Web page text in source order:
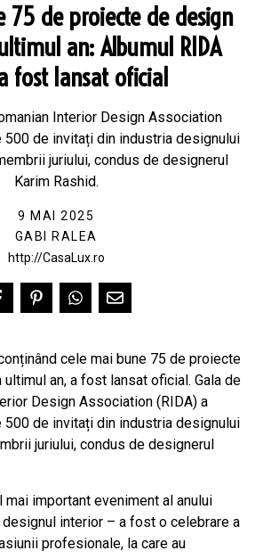
75 de proiecte de design
an: Albumul RIDA
fost lansat oficial
Interior Design Association
500 de invitați din industria designului
juriului, condus de designerul
Karim Rashid.
9 MAI 2025
GABI RALEA
http://CasaLux.ro
cele mai bune 75 de proiecte
an, a fost lansat oficial. Gala de
Design Association (RIDA) a
500 de invitați din industria designului
juriului, condus de designerul
important eveniment al anului
interior – a fost o celebrare a
profesionale, la care au